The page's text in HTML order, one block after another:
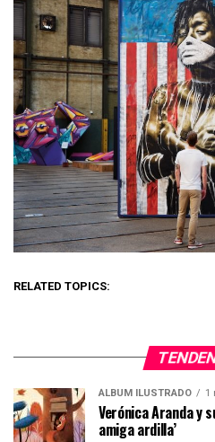
RELATED TOPICS:
ÁLBUM ILUSTRADO 1
Verónica Aranda y
amiga ardilla’